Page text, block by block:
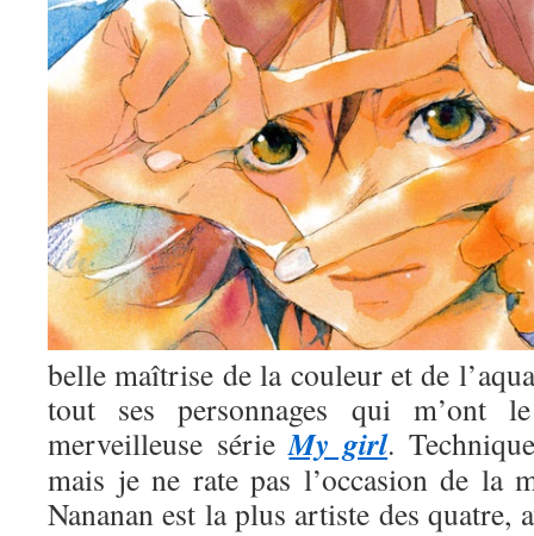
belle maîtrise de la couleur et de
tout ses personnages qui m’ont
merveilleuse sérieMy girl.
mais je ne rate pas l’occasion de la
Nananan est la plus artiste des quatre,